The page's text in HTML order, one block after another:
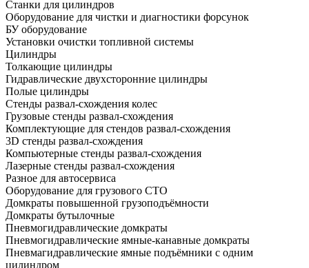
Станки для цилиндров
Оборудование для чистки и диагностики форсунок
БУ оборудование
Установки очистки топливной системы
Цилиндры
Толкающие цилиндры
Гидравлические двухсторонние цилиндры
Полые цилиндры
Стенды развал-схождения колес
Грузовые стенды развал-схождения
Комплектующие для стендов развал-схождения
3D стенды развал-схождения
Компьютерные стенды развал-схождения
Лазерные стенды развал-схождения
Разное для автосервиса
Оборудование для грузового СТО
Домкраты повышенной грузоподъёмности
Домкраты бутылочные
Пневмогидравлические домкраты
Пневмогидравлические ямные-канавные домкраты
Пневмагидравлические ямные подъёмники с одним
цилиндром